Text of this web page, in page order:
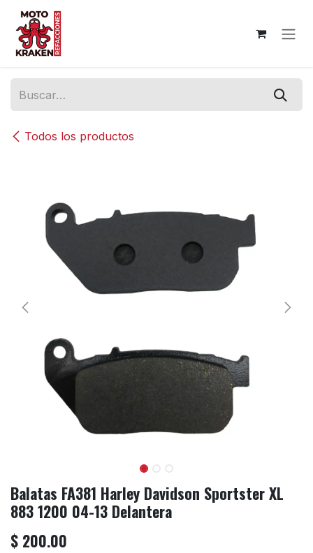
Ir al contenido
Todos los productos
Balatas FA381 Harley Davidson Sportster XL
883 1200 04-13 Delantera
$ 200.00